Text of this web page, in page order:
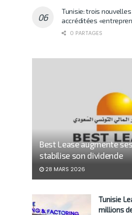
Tunisie: trois
accréditées
0 PARTAGES
Best Lease augmente
stabilise son dividende
28 MARS 2026
Tunisie
millions